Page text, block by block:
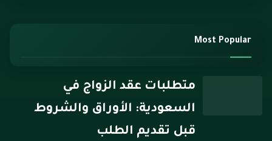
Most Popular
متطلبات عقد الزواج في
السعودية: الأوراق والشروط
قبل تقديم الطلب